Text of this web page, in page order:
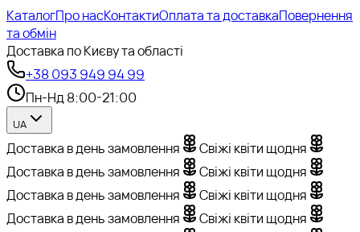
КаталогПро насКонтактиОплата та доставкаПовернення
та обмін
Доставка по Києву та області
+38 093 949 94 99
Пн-Нд 8:00-21:00
UA
Доставка в день замовлення
Свіжі квіти щодня
Доставка в день замовлення
Свіжі квіти щодня
Доставка в день замовлення
Свіжі квіти щодня
Доставка в день замовлення
Свіжі квіти щодня